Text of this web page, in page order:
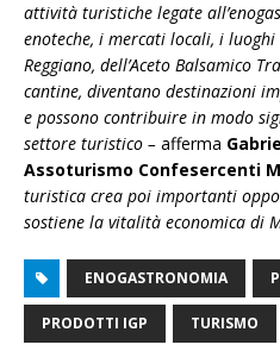
attività turistiche legate
enoteche, i mercati locali, i
Reggiano, dell’Aceto Balsamico
cantine, diventano destinazioni
e possono contribuire in modo
settore turistico – afferma
Assoturismo Confesercenti
turistica crea poi importanti
sostiene la vitalità economica di
ENOGASTRONOMIA
PRODOTTI IGP TURISMO